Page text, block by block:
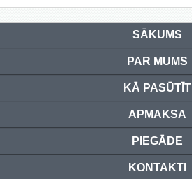
SĀKUMS
PAR MUMS
KĀ PASŪTĪT
APMAKSA
PIEGĀDE
KONTAKTI
Instrumentu rezerves daļas (37)
Krāsošanas instrumenti (133)
LED produkti (73)